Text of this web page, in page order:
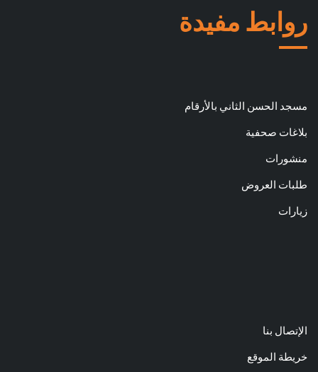
روابط مفيدة
مسجد الحسن الثاني بالأرقام
بلاغات صحفية
منشورات
طلبات العروض
زيارات
الإتصال بنا
خريطة الموقع